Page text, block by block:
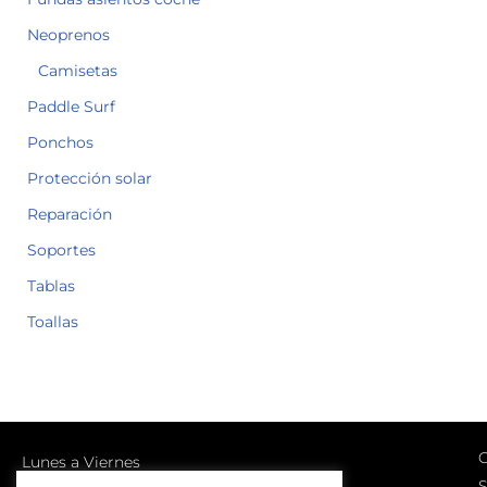
Neoprenos
Camisetas
Paddle Surf
Ponchos
Protección solar
Reparación
Soportes
Tablas
Toallas
Lunes a Viernes